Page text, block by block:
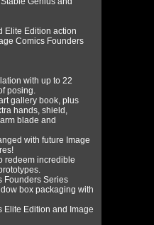
Elite Edition action
Comics Founders
with up to 22
posing.
gallery book, plus
hands, shield,
blade and
with future Image
redeem incredible
Founders Series
box packaging with
Elite Edition and Image